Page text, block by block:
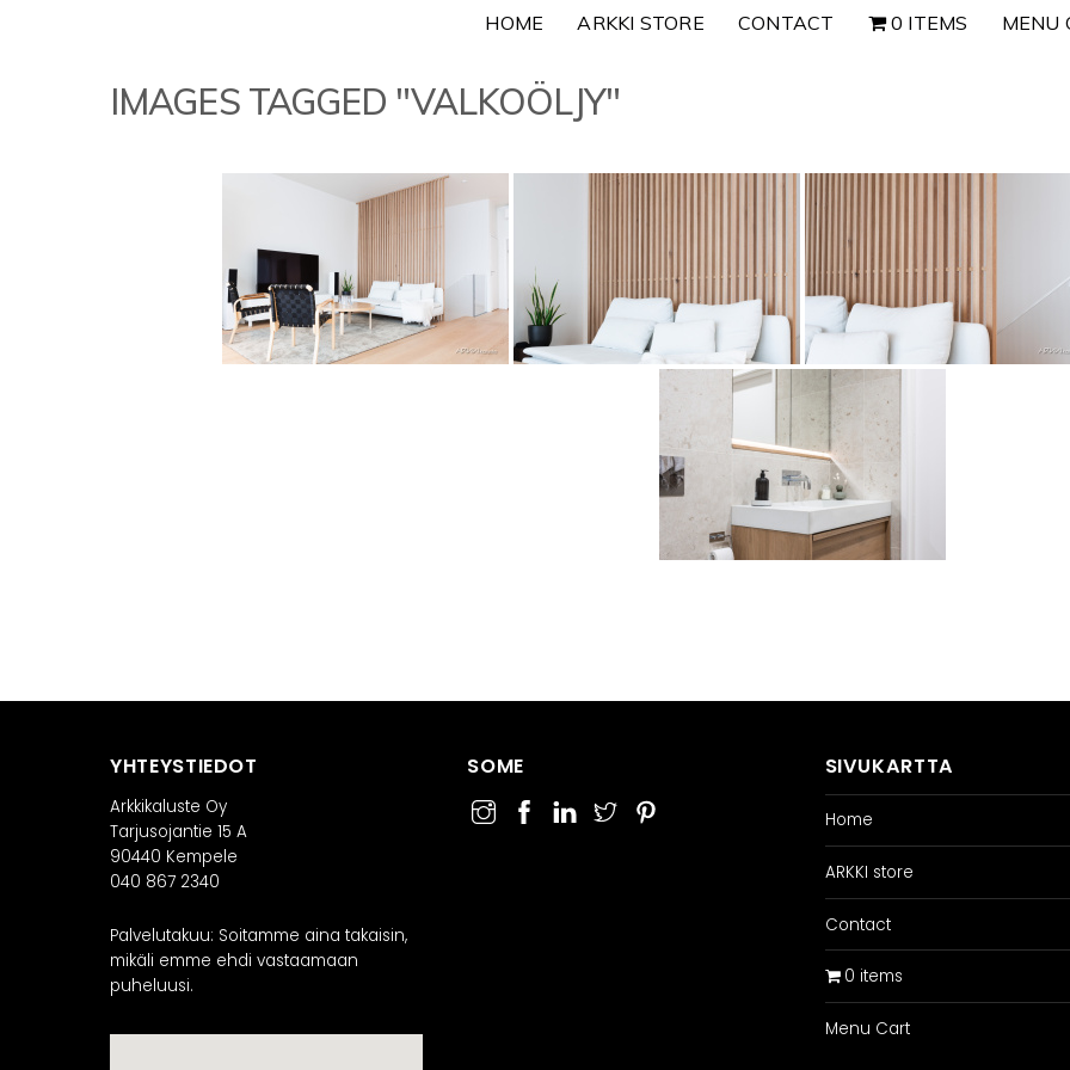
HOME ARKKI STORE CONTACT 0 ITEMS MENU
IMAGES TAGGED "VALKOÖLJY"
YHTEYSTIEDOT
Arkkikaluste Oy
Tarjusojantie 15 A
90440 Kempele
040 867 2340
Palvelutakuu: Soitamme aina takaisin,
mikäli emme ehdi vastaamaan
puheluusi.
SOME SIVUKARTTA
Home
ARKKI store
Contact
0 items
Menu Cart